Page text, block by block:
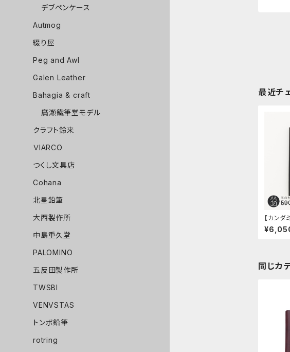
最近チ
【カンダ
ッテーロ
同じカ
デブペンケース
Autmog
綴り屋
Peg and Awl
Galen Leather
Bahagia & craft
廣瀬鐵筆堂モデル
クラフト鈴来
ＶIARCO
つくし文具店
Cohana
北星鉛筆
大西製作所
中島重久堂
PALOMINO
五反田製作所
TWSBI
VENVSTAS
トンボ鉛筆
rotring